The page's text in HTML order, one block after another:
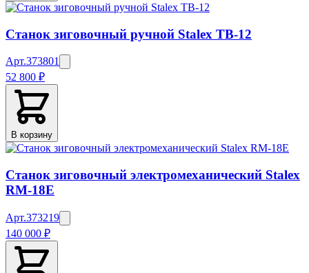
Станок зиговочный ручной Stalex ТВ-12
Арт.373801
52 800 ₽
В корзину
Станок зиговочный электромеханический Stalex
RM-18E
Арт.373219
140 000 ₽